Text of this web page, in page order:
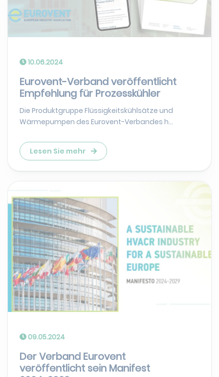
10.06.2024
Eurovent-Verband veröffentlicht
Empfehlung für Prozesskühler
Die Produktgruppe Flüssigkeitskühlsätze und
Wärmepumpen des Eurovent-Verbandes h...
Lesen Sie mehr
09.05.2024
Der Verband Eurovent
veröffentlicht sein Manifest